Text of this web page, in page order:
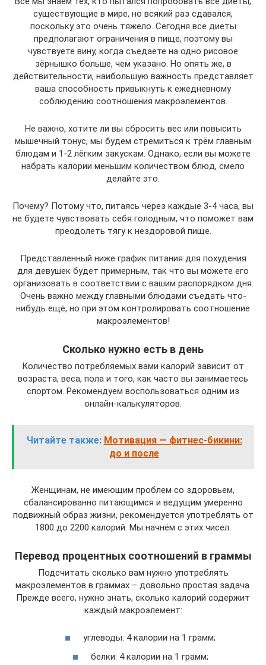
существующие в мире, но всякий раз сдавался,
поскольку это очень тяжело. Сегодня все диеты
предполагают ограничения в пище, поэтому вы
чувствуете вину, когда съедаете на одно рисовое
зёрнышко больше, чем указано. Но опять же, в
действительности, наибольшую важность представляет
ваша способность привыкнуть к ежедневному
соблюдению соотношения макроэлементов.
Не важно, хотите ли вы сбросить вес или повысить
мышечный тонус, мы будем стремиться к трём главным
блюдам и 1-2 лёгким закускам. Однако, если вы можете
набрать калории меньшим количеством блюд, смело
делайте это.
Почему? Потому что, питаясь через каждые 3-4 часа, вы
не будете чувствовать себя голодным, что поможет вам
преодолеть тягу к нездоровой пище.
Представленный ниже график питания для похудения
для девушек будет примерным, так что вы можете его
организовать в соответствии с вашим распорядком дня.
Очень важно между главными блюдами съедать что-
нибудь ещё, но при этом контролировать соотношение
макроэлементов!
Сколько нужно есть в день
Количество потребляемых вами калорий зависит от
возраста, веса, пола и того, как часто вы занимаетесь
спортом. Рекомендуем воспользоваться одним из
онлайн-калькуляторов.
Читайте также: Мотивация — фитнес-бикини:
до и после
Женщинам, не имеющим проблем со здоровьем,
сбалансированно питающимся и ведущим умеренно
подвижный образ жизни, рекомендуется употреблять от
1800 до 2200 калорий. Мы начнём с этих чисел.
Перевод процентных соотношений в граммы
Подсчитать сколько вам нужно употреблять
макроэлементов в граммах – довольно простая задача.
Прежде всего, нужно знать, сколько калорий содержит
каждый макроэлемент:
углеводы: 4 калории на 1 грамм;
белки: 4 калории на 1 грамм;